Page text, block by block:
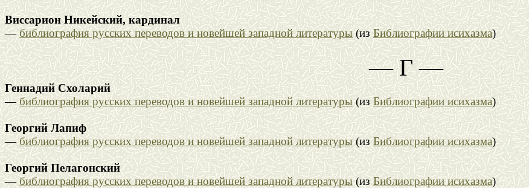
Виссарион Никейский, кардинал
—библиография русских переводов и новейшей западной литературы(изБиблиографии исихазма)
— Г —
Геннадий Схоларий
—библиография русских переводов и новейшей западной литературы(изБиблиографии исихазма)
Георгий Лапиф
—библиография русских переводов и новейшей западной литературы(изБиблиографии исихазма)
Георгий Пелагонский
—библиография русских переводов и новейшей западной литературы(изБиблиографии исихазма)